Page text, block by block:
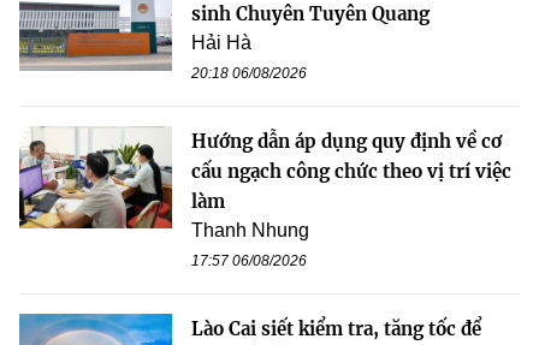
sinh Chuyên Tuyên Quang
Hải Hà
20:18 06/08/2026
Hướng dẫn áp dụng quy định về cơ
cấu ngạch công chức theo vị trí việc
làm
Thanh Nhung
17:57 06/08/2026
Lào Cai siết kiểm tra, tăng tốc để